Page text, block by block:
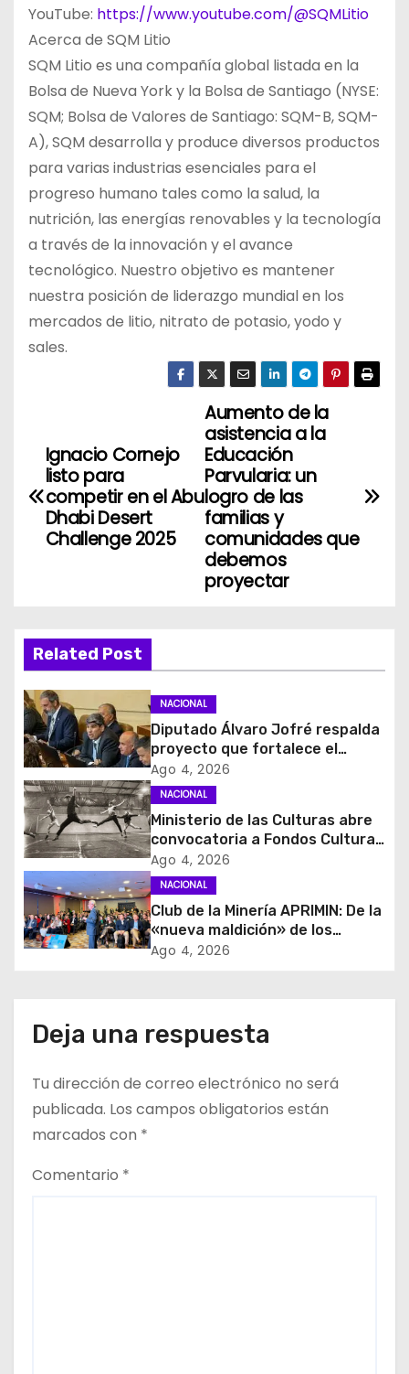
YouTube: https://www.youtube.com/@SQMLitio
Acerca de SQM Litio
SQM Litio es una compañía global listada en la
Bolsa de Nueva York y la Bolsa de Santiago (NYSE:
SQM; Bolsa de Valores de Santiago: SQM-B, SQM-
A), SQM desarrolla y produce diversos productos
para varias industrias esenciales para el
progreso humano tales como la salud, la
nutrición, las energías renovables y la tecnología
a través de la innovación y el avance
tecnológico. Nuestro objetivo es mantener
nuestra posición de liderazgo mundial en los
mercados de litio, nitrato de potasio, yodo y
sales.
v
c
i
ó
n
d
e
e
n
t
a
d
a
s
Aumento de la
asistencia a la
Educación
Parvularia: un
logro de las
familias y
comunidades que
debemos
proyectar
Ignacio Cornejo
listo para
competir en el Abu
Dhabi Desert
Challenge 2025
Related Post
NACIONAL
Diputado Álvaro Jofré respalda
proyecto que fortalece el
control de identidad durante
estados de excepción
Ago 4, 2026
NACIONAL
Ministerio de las Culturas abre
convocatoria a Fondos Cultura
2027 con foco en
transparencia, innovación y
acceso ciudadano
Ago 4, 2026
NACIONAL
Club de la Minería APRIMIN: De la
«nueva maldición» de los
recursos al rol clave de los
Ago 4, 2026
Deja una respuesta
Tu dirección de correo electrónico no será
publicada. Los campos obligatorios están
marcados con *
Comentario *